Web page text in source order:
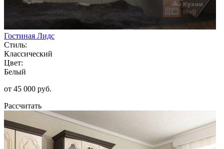
Гостиная Лидс
Стиль:
Классический
Цвет:
Белый
от 45 000 руб.
Рассчитать